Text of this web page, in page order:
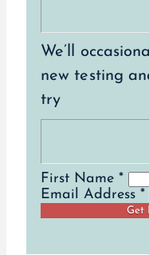
We’ll
new testing
try
First Name *
Email Address *